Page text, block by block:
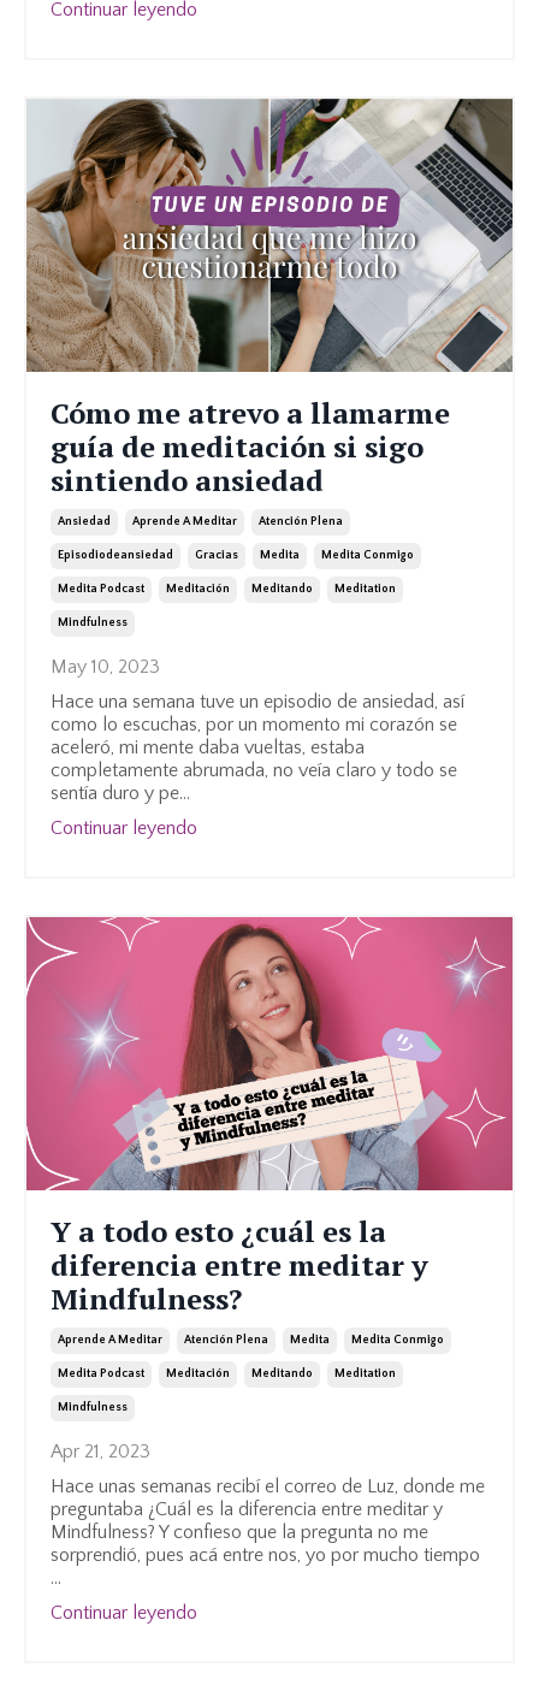
Continuar leyendo
Cómo me atrevo a llamarme
guía de meditación si sigo
sintiendo ansiedad
Ansiedad Aprende A Meditar Atención Plena
Episodiodeansiedad Gracias Medita Medita Conmigo
Medita Podcast Meditación Meditando Meditation
Mindfulness
May 10, 2023
Hace una semana tuve un episodio de ansiedad, así
como lo escuchas, por un momento mi corazón se
aceleró, mi mente daba vueltas, estaba
completamente abrumada, no veía claro y todo se
sentía duro y pe...
Continuar leyendo
Y a todo esto ¿cuál es la
diferencia entre meditar y
Mindfulness?
Aprende A Meditar Atención Plena Medita Medita Conmigo
Medita Podcast Meditación Meditando Meditation
Mindfulness
Apr 21, 2023
Hace unas semanas recibí el correo de Luz, donde me
preguntaba ¿Cuál es la diferencia entre meditar y
Mindfulness? Y confieso que la pregunta no me
sorprendió, pues acá entre nos, yo por mucho tiempo
...
Continuar leyendo